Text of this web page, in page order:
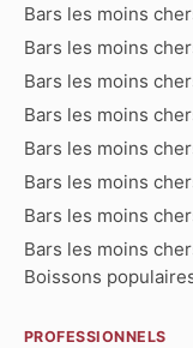
Bars les moins
Bars les moins
Bars les moins
Bars les moins
Bars les moins
Bars les moins
Bars les moins
Bars les moins
Boissons
PROFESSIONNELS